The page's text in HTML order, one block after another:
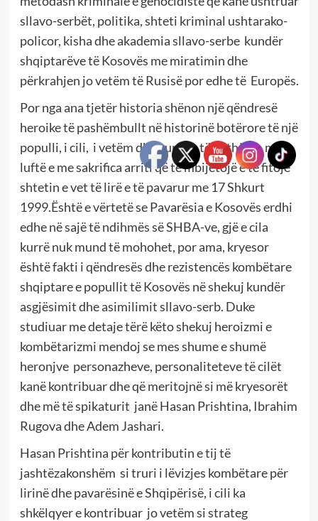
sllavo-serbët, politika, shteti kriminal ushtarako-
policor, kisha dhe akademia sllavo-serbe kundër
shqiptarëve të Kosovës me miratimin dhe
përkrahjen jo vetëm të Rusisë por edhe të Europës.
Por nga ana tjetër historia shënon një qëndresë
heroike të pashëmbullt në historinë botërore të një
populli, i cili, i vetëm dhe kundër të gjithëve , me
luftë e me sakrifica arriti që të mbijetojë e të fitojë
shtetin e vet të lirë e të pavarur me 17 Shkurt
1999.Është e vërtetë se Pavarësia e Kosovës erdhi
edhe në sajë të ndihmës së SHBA-ve, gjë e cila
kurrë nuk mund të mohohet, por ama, kryesor
është fakti i qëndresës dhe rezistencës kombëtare
shqiptare e popullit të Kosovës në shekuj kundër
asgjësimit dhe asimilimit sllavo-serb. Duke
studiuar me detaje tërë këto shekuj heroizmi e
kombëtarizmi mendoj se mes shume e shumë
heronjve personazheve, personaliteteve të cilët
kanë kontribuar dhe që meritojnë si më kryesorët
dhe më të spikaturit janë Hasan Prishtina, Ibrahim
Rugova dhe Adem Jashari.
Hasan Prishtina për kontributin e tij të
jashtëzakonshëm si truri i lëvizjes kombëtare për
lirinë dhe pavarësinë e Shqipërisë, i cili ka
shkëlqyer e kontribuar jo vetëm si strateg